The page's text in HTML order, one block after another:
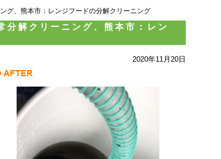
グ、熊本市：レンジフードの分解クリーニング
分解クリーニング、熊本市：レン
2020年11月20日